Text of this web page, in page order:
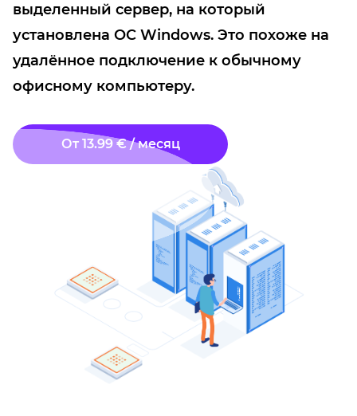
выделенный сервер, на который
установлена ОС Windows. Это похоже на
удалённое подключение к обычному
офисному компьютеру.
От 13.99 € / месяц